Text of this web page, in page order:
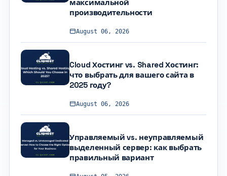
максимальной
производительности
August 06, 2026
Cloud Хостинг vs. Shared Хостинг:
что выбрать для вашего сайта в
2025 году?
August 06, 2026
Управляемый vs. неуправляемый
выделенный сервер: как выбрать
правильный вариант